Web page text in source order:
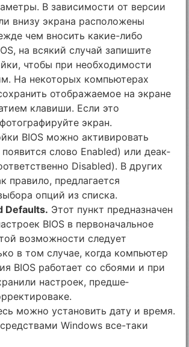
В зависимости от версии
внизу экрана расположены
чем вносить какие-либо
на всякий случай запишите
чтобы при необходимости
На некоторых компьютерах
отображаемое на экране
клавиши. Если это
экран.
BIOS можно активировать
слово Enabled) или деак­
Di­sabled). В других
правило, предлагается
опций из списка.
Defaults. Этот пункт предназначен
BIOS в первоначальное
возможности следует
в том случае, когда компьютер
BIOS работает со сбоями и при
настроек, предше­
можно установить дату и время.
Windows все-таки